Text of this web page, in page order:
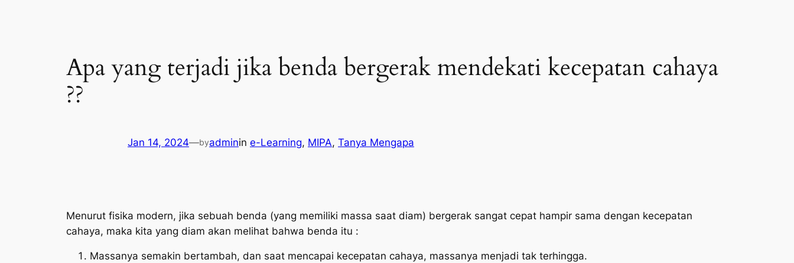
Apa yang terjadi jika benda bergerak mendekati kecepatan cahaya
??
Jan 14, 2024—byadminin e-Learning, MIPA, Tanya Mengapa
Menurut fisika modern, jika sebuah benda (yang memiliki massa saat diam) bergerak sangat cepat hampir sama dengan kecepatan
cahaya, maka kita yang diam akan melihat bahwa benda itu :
Massanya semakin bertambah, dan saat mencapai kecepatan cahaya, massanya menjadi tak terhingga.